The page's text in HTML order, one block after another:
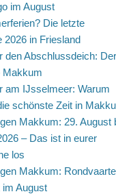
im August
Die letzte
2026 in Friesland
den Abschlussdeich: Der
Makkum
am IJsselmeer: Warum
schönste Zeit in
Makkum: 29. August
– Das ist in eurer
los
Makkum:
August